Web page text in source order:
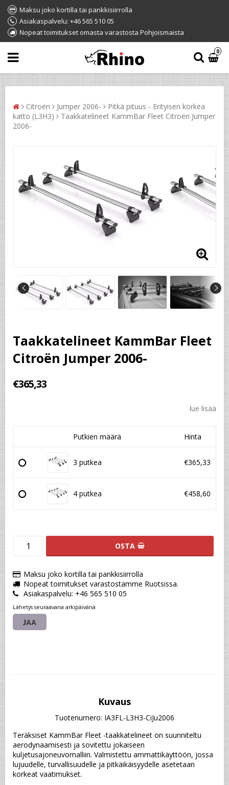
Maksu joko kortilla tai pankkisiirrolla
Asiakaspalvelu: +46 565 510 05
Nopeat toimitukset omasta varastosta Pohjoismaista
0
Citroën Jumper 2006-
Pitkä pituus - Erityisen korkea
katto (L3H3)
Taakkatelineet KammBar Fleet Citroën Jumper
2006-
Taakkatelineet KammBar Fleet
Citroën Jumper 2006-
€365,33
lue lisää
Putkien määrä Hinta
3 putkea €365,33
4 putkea €458,60
OSTA
Maksu joko kortilla tai pankkisiirrolla
Nopeat toimitukset varastostamme Ruotsissa.
Asiakaspalvelu: +46 565 510 05
Lähetys seuraavana arkipäivänä
JAA
Kuvaus
Tuotenumero: IA3FL-L3H3-CiJu2006
Teräksiset KammBar Fleet -taakkatelineet on suunniteltu
aerodynaamisesti ja sovitettu jokaiseen
kuljetusajoneuvomalliin. Valmistettu ammattikäyttöön, jossa
lujuudelle, turvallisuudelle ja pitkäikäisyydelle asetetaan
korkeat vaatimukset.